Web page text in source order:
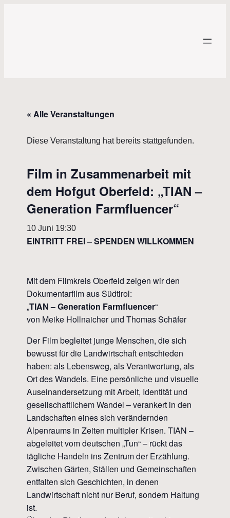
« Alle Veranstaltungen
Diese Veranstaltung hat bereits stattgefunden.
Film in Zusammenarbeit mit
dem Hofgut Oberfeld: „TIAN –
Generation Farmfluencer“
10 Juni 19:30
EINTRITT FREI – SPENDEN WILLKOMMEN
Mit dem Filmkreis Oberfeld zeigen wir den
Dokumentarfilm aus Südtirol:
„TIAN – Generation Farmfluencer“
von Meike Hollnaicher und Thomas Schäfer
Der Film begleitet junge Menschen, die sich
bewusst für die Landwirtschaft entschieden
haben: als Lebensweg, als Verantwortung, als
Ort des Wandels. Eine persönliche und visuelle
Auseinandersetzung mit Arbeit, Identität und
gesellschaftlichem Wandel – verankert in den
Landschaften eines sich verändernden
Alpenraums in Zeiten multipler Krisen. TIAN –
abgeleitet vom deutschen „Tun“ – rückt das
tägliche Handeln ins Zentrum der Erzählung.
Zwischen Gärten, Ställen und Gemeinschaften
entfalten sich Geschichten, in denen
Landwirtschaft nicht nur Beruf, sondern Haltung
ist.